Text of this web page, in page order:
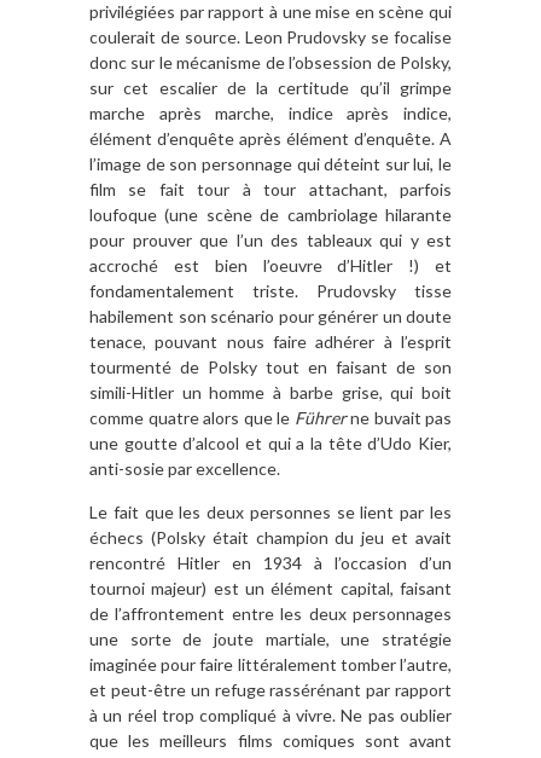
privilégiées par rapport à une mise en scène qui
coulerait de source. Leon Prudovsky se focalise
donc sur le mécanisme de l’obsession de Polsky,
sur cet escalier de la certitude qu’il grimpe
marche après marche, indice après indice,
élément d’enquête après élément d’enquête. A
l’image de son personnage qui déteint sur lui, le
film se fait tour à tour attachant, parfois
loufoque (une scène de cambriolage hilarante
pour prouver que l’un des tableaux qui y est
accroché est bien l’oeuvre d’Hitler !) et
fondamentalement triste. Prudovsky tisse
habilement son scénario pour générer un doute
tenace, pouvant nous faire adhérer à l’esprit
tourmenté de Polsky tout en faisant de son
simili-Hitler un homme à barbe grise, qui boit
comme quatre alors que le Führerne buvait pas
une goutte d’alcool et qui a la tête d’Udo Kier,
anti-sosie par excellence.
Le fait que les deux personnes se lient par les
échecs (Polsky était champion du jeu et avait
rencontré Hitler en 1934 à l’occasion d’un
tournoi majeur) est un élément capital, faisant
de l’affrontement entre les deux personnages
une sorte de joute martiale, une stratégie
imaginée pour faire littéralement tomber l’autre,
et peut-être un refuge rassérénant par rapport
à un réel trop compliqué à vivre. Ne pas oublier
que les meilleurs films comiques sont avant